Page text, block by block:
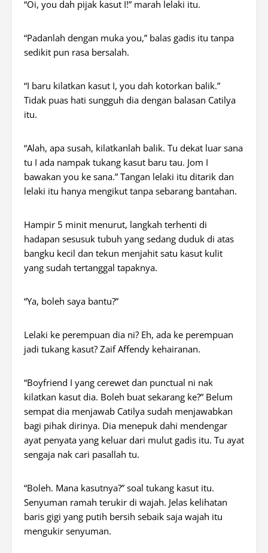
“Oi, you dah pijak kasut I!” marah lelaki itu.
“Padanlah dengan muka you,” balas gadis itu tanpa
sedikit pun rasa bersalah.
“I baru kilatkan kasut I, you dah kotorkan balik.”
Tidak puas hati sungguh dia dengan balasan Catilya
itu.
“Alah, apa susah, kilatkanlah balik. Tu dekat luar sana
tu I ada nampak tukang kasut baru tau. Jom I
bawakan you ke sana.” Tangan lelaki itu ditarik dan
lelaki itu hanya mengikut tanpa sebarang bantahan.
Hampir 5 minit menurut, langkah terhenti di
hadapan sesusuk tubuh yang sedang duduk di atas
bangku kecil dan tekun menjahit satu kasut kulit
yang sudah tertanggal tapaknya.
“Ya, boleh saya bantu?”
Lelaki ke perempuan dia ni? Eh, ada ke perempuan
jadi tukang kasut? Zaif Affendy kehairanan.
“Boyfriend I yang cerewet dan punctual ni nak
kilatkan kasut dia. Boleh buat sekarang ke?” Belum
sempat dia menjawab Catilya sudah menjawabkan
bagi pihak dirinya. Dia menepuk dahi mendengar
ayat penyata yang keluar dari mulut gadis itu. Tu ayat
sengaja nak cari pasallah tu.
“Boleh. Mana kasutnya?” soal tukang kasut itu.
Senyuman ramah terukir di wajah. Jelas kelihatan
baris gigi yang putih bersih sebaik saja wajah itu
mengukir senyuman.